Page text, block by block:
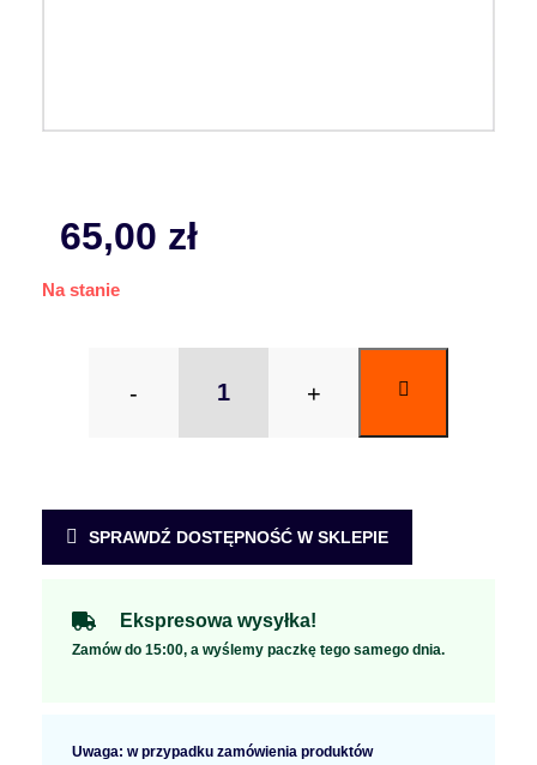
65,00 zł
Na stanie
- +
SPRAWDŹ DOSTĘPNOŚĆ W SKLEPIE
Ekspresowa wysyłka!
Zamów do 15:00, a wyślemy paczkę tego samego dnia.
Uwaga: w przypadku zamówienia produktów